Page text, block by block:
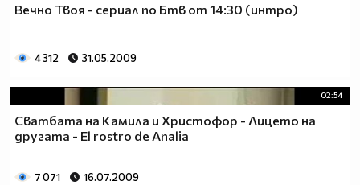
Вечно Твоя - сериал по Бтв от 14:30 (интро)
4 312 31.05.2009
02:54
Сватбата на Камила и Христофор - Лицето на
другата - El rostro de Analia
7 071 16.07.2009